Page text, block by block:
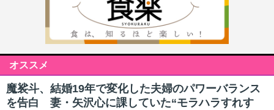
オススメ
魔裟斗、結婚19年で変化した夫婦のパワーバランス
を告白 妻・矢沢心に課していた“モラハラすれす